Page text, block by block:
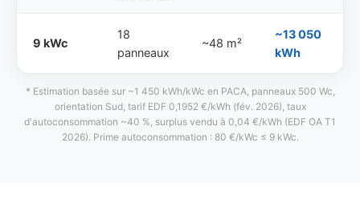
9 kWc
18
panneaux
~48 m²
~13 050
kWh
* Estimation basée sur ~1 450 kWh/kWc en PACA, panneaux 500 Wc,
orientation Sud, tarif EDF 0,1952 €/kWh (fév. 2026), taux
d'autoconsommation ~40 %, surplus vendu à 0,04 €/kWh (EDF OA T1
2026). Prime autoconsommation : 80 €/kWc ≤ 9 kWc.